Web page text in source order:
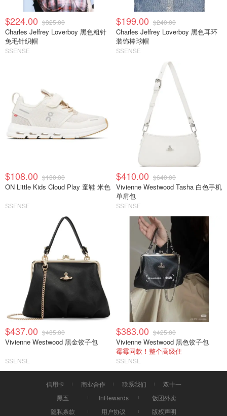
$224.00 $325.00
Charles Jeffrey Loverboy 黑色粗针
兔毛针织帽
SSENSE
$199.00 $240.00
Charles Jeffrey Loverboy 黑色耳环
装饰棒球帽
SSENSE
$108.00 $130.00
ON Little Kids Cloud Play 童鞋 米色
SSENSE
$410.00 $640.00
Vivienne Westwood Tasha 白色手机
单肩包
SSENSE
$437.00 $485.00
Vivienne Westwood 黑金饺子包
SSENSE
$383.00 $425.00
Vivienne Westwood 黑色饺子包
霉霉同款！整个高级住
SSENSE
信用卡 商业合作 联系我们
双十一
黑五
InRewards
饭团外卖
隐私条款
用户协议 版权声明